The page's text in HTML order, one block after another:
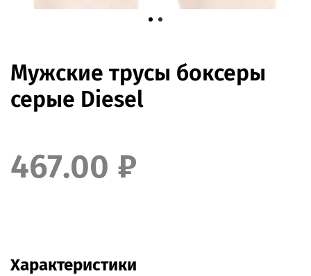
Мужские трусы боксеры
серые Diesel
467.00 ₽
Характеристики